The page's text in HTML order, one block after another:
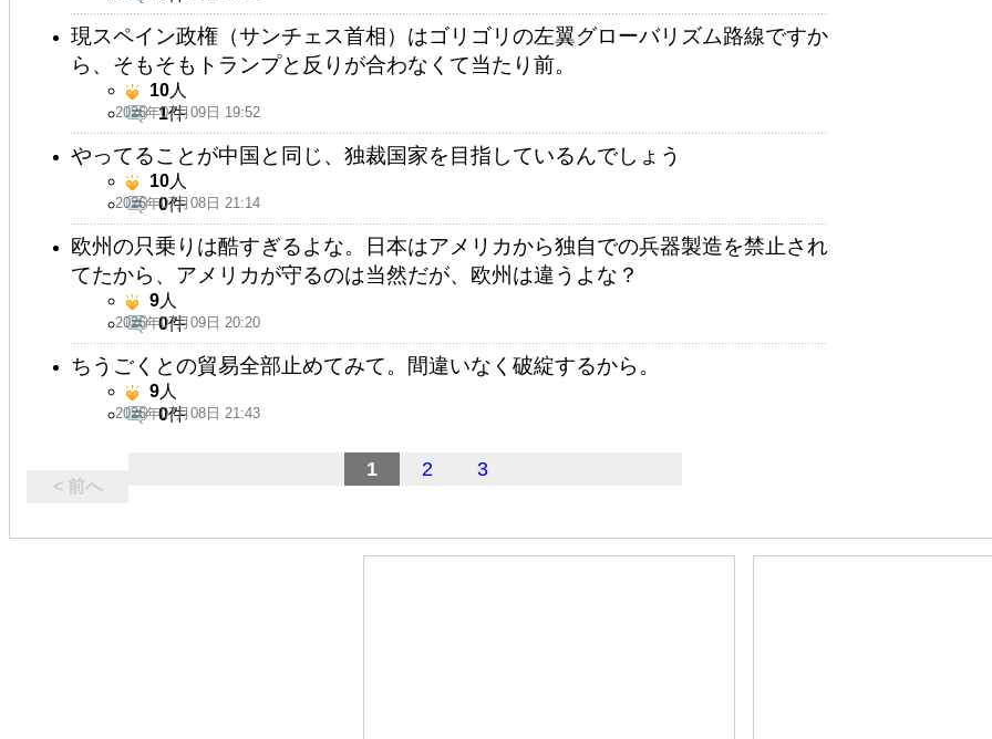
現スペイン政権（サンチェス首相）はゴリゴリの左翼グローバリズム路線ですか
ら、そもそもトランプと反りが合わなくて当たり前。
2026年07月09日 19:52
10人
1件
やってることが中国と同じ、独裁国家を目指しているんでしょう
2026年07月08日 21:14
10人
0件
欧州の只乗りは酷すぎるよな。日本はアメリカから独自での兵器製造を禁止され
てたから、アメリカが守るのは当然だが、欧州は違うよな？
2026年07月09日 20:20
9人
0件
ちうごくとの貿易全部止めてみて。間違いなく破綻するから。
2026年07月08日 21:43
9人
0件
< 前へ
1 2 3